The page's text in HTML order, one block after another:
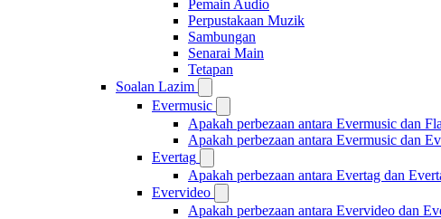
Pemain Audio
Perpustakaan Muzik
Sambungan
Senarai Main
Tetapan
Soalan Lazim
Evermusic
Apakah perbezaan antara Evermusic dan
Apakah perbezaan antara Evermusic dan
Evertag
Apakah perbezaan antara Evertag dan
Evervideo
Apakah perbezaan antara Evervideo dan